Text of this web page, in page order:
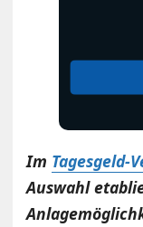
Im Tagesgeld-
Auswahl